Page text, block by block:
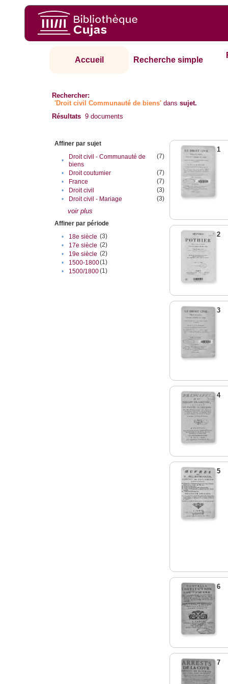
Accueil Recherche simple
Rechercher:
'Droit civil Communauté de biens' danssujet.
Résultats 9 documents
Affiner par sujet
•
Droit civil - Communauté de
biens
(7)
• Droit coutumier
(7)
•
France
(7)
•
Droit civil
(3)
•
Droit civil - Mariage (3)
voir plus
Affiner par période
•
18e siècle (3)
•
17e siècle (2)
•
19e siècle (2)
•
1500-1800(1)
•
1500/1800(1)
1
2
3
4
5
6
7